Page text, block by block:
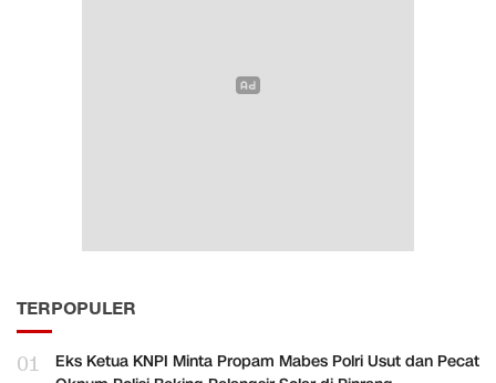
TERPOPULER
01
Eks Ketua KNPI Minta Propam Mabes Polri Usut dan Pecat